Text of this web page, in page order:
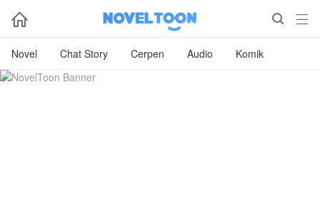
  
Novel Chat Story Cerpen Audio Komik